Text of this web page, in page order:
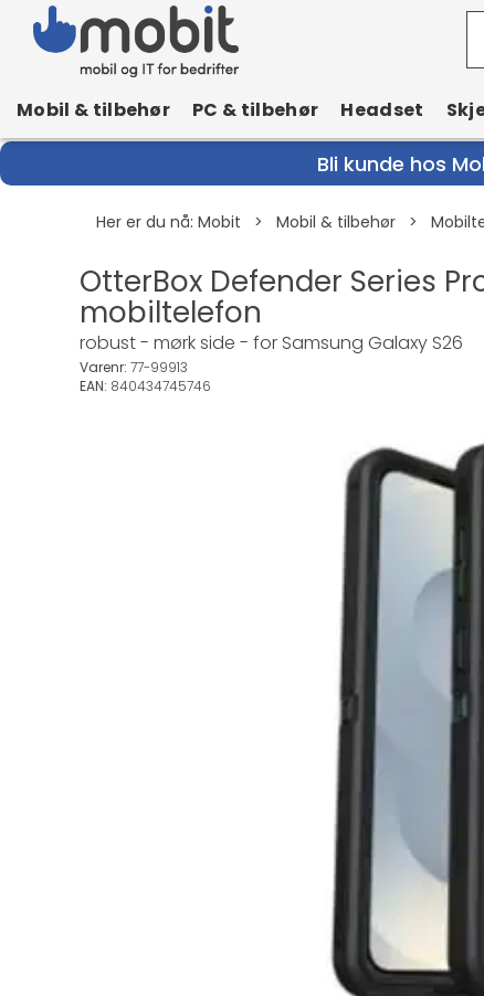
Mobil & tilbehør PC & tilbehør Headset
Bli kunde hos
Her er du nå: Mobit > Mobil & tilbehør >
OtterBox Defender Series
mobiltelefon
robust - mørk side - for Samsung Galaxy S26
Varenr: 77-99913
EAN: 840434745746